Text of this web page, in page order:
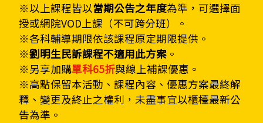
※以上課程皆以當期公告之年度為準，可選擇面
授或網院VOD上課（不可跨分班）。
※各科輔導期限依該課程原定期限提供。
※劉明生民訴課程不適用此方案 。
※另享加購單科65折與線上補課優惠。
※高點保留本活動、課程內容、優惠方案最終解
釋、變更及終止之權利，未盡事宜以櫃檯最新公
告為準。